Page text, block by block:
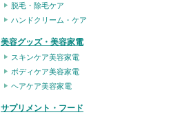
脱毛・除毛ケア
ハンドクリーム・ケア
美容グッズ・美容家電
スキンケア美容家電
ボディケア美容家電
ヘアケア美容家電
サプリメント・フード